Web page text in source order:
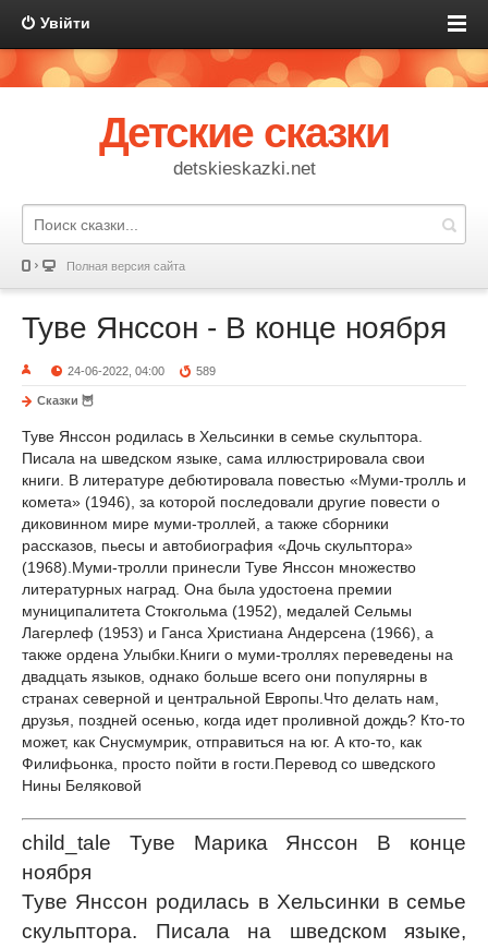
Увійти
Детские сказки
detskieskazki.net
Полная версия сайта
Туве Янссон - В конце ноября
24-06-2022, 04:00 589
Сказки 🦉
Туве Янссон родилась в Хельсинки в семье скульптора.
Писала на шведском языке, сама иллюстрировала свои
книги. В литературе дебютировала повестью «Муми-тролль и
комета» (1946), за которой последовали другие повести о
диковинном мире муми-троллей, а также сборники
рассказов, пьесы и автобиография «Дочь скульптора»
(1968).Муми-тролли принесли Туве Янссон множество
литературных наград. Она была удостоена премии
муниципалитета Стокгольма (1952), медалей Сельмы
Лагерлеф (1953) и Ганса Христиана Андерсена (1966), а
также ордена Улыбки.Книги о муми-троллях переведены на
двадцать языков, однако больше всего они популярны в
странах северной и центральной Европы.Что делать нам,
друзья, поздней осенью, когда идет проливной дождь? Кто-то
может, как Снусмумрик, отправиться на юг. А кто-то, как
Филифьонка, просто пойти в гости.Перевод со шведского
Нины Беляковой
child_tale Туве Марика Янссон В конце
ноября
Туве Янссон родилась в Хельсинки в семье
скульптора. Писала на шведском языке,